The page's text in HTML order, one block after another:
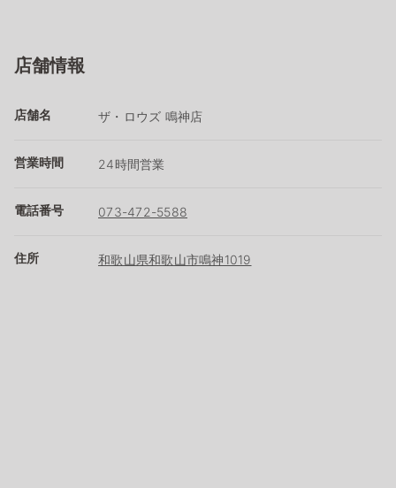
店舗情報
店舗名 ザ・ロウズ 鳴神店
営業時間 24時間営業
電話番号 073-472-5588
住所 和歌山県和歌山市鳴神1019